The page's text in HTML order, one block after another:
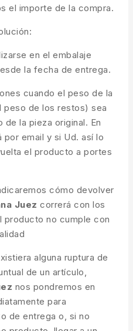
el importe de la compra.
en el embalaje
la fecha de entrega.
cuando el peso de la
peso de los restos) sea
la pieza original. En
email y si Ud. así lo
el producto a portes
cómo devolver
Juez correrá con los
producto no cumple con
alguna ruptura de
de un artículo,
nos pondremos en
para
de entrega o, si no